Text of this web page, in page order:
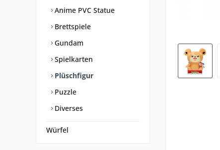
Anime PVC Statue
Brettspiele
Gundam
Spielkarten
Plüschfigur
Puzzle
Diverses
Würfel